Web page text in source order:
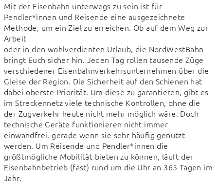
Mit der Eisenbahn unterwegs zu sein ist für
Pendler*innen und Reisende eine ausgezeichnete
Methode, um ein Ziel zu erreichen. Ob auf dem Weg zur
Arbeit
oder in den wohlverdienten Urlaub, die NordWestBahn
bringt Euch sicher hin. Jeden Tag rollen tausende Züge
verschiedener Eisenbahnverkehrsunternehmen über die
Gleise der Region. Die Sicherheit auf den Schienen hat
dabei oberste Priorität. Um diese zu garantieren, gibt es
im Streckennetz viele technische Kontrollen, ohne die
der Zugverkehr heute nicht mehr möglich wäre. Doch
technische Geräte funktionieren nicht immer
einwandfrei, gerade wenn sie sehr häufig genutzt
werden. Um Reisende und Pendler*innen die
größtmögliche Mobilität bieten zu können, läuft der
Eisenbahnbetrieb (fast) rund um die Uhr an 365 Tagen im
Jahr.